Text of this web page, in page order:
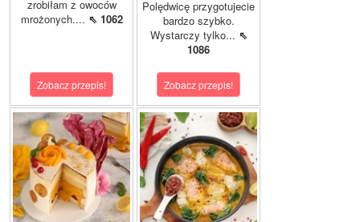
zrobiłam z owoców
mrożonych.... ⇖ 1062
Zobacz przepis!
Polędwicę przygotujecie
bardzo szybko.
Wystarczy tylko... ⇖
1086
Zobacz przepis!